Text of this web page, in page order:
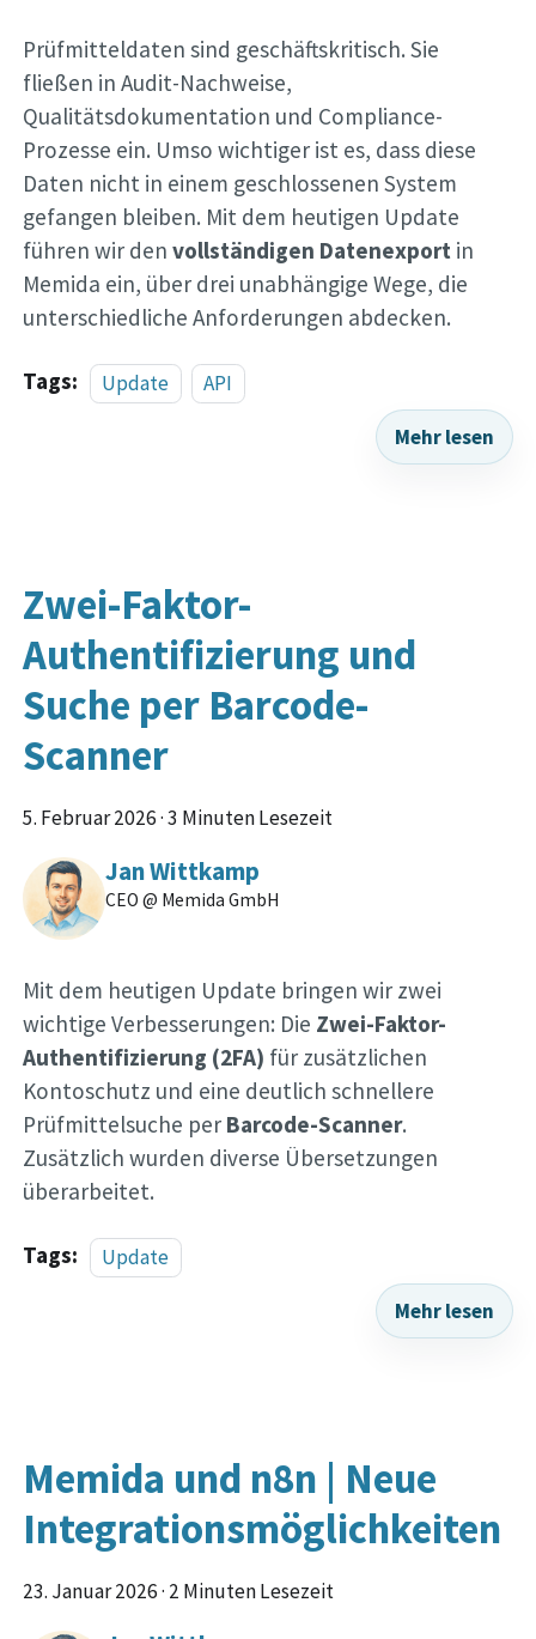
Prüfmitteldaten sind geschäftskritisch. Sie
fließen in Audit-Nachweise,
Qualitätsdokumentation und Compliance-
Prozesse ein. Umso wichtiger ist es, dass diese
Daten nicht in einem geschlossenen System
gefangen bleiben. Mit dem heutigen Update
führen wir denvollständigen Datenexport in
Memida ein, über drei unabhängige Wege, die
unterschiedliche Anforderungen abdecken.
Tags: Update API
Mehr lesen
Zwei-Faktor-
Authentifizierung und
Suche per Barcode-
Scanner
5. Februar 2026·3 Minuten Lesezeit
Jan Wittkamp
CEO @ Memida GmbH
Mit dem heutigen Update bringen wir zwei
wichtige Verbesserungen: Die Zwei-Faktor-
Authentifizierung (2FA) für zusätzlichen
Kontoschutz und eine deutlich schnellere
Prüfmittelsuche per Barcode-Scanner.
Zusätzlich wurden diverse Übersetzungen
überarbeitet.
Tags: Update
Mehr lesen
Memida und n8n | Neue
Integrationsmöglichkeiten
23. Januar 2026· 2 Minuten Lesezeit